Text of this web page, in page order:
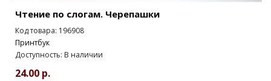
Чтение по слогам. Черепашки
Код товара: 196908
Принтбук
Доступность: В наличии
24.00 р.